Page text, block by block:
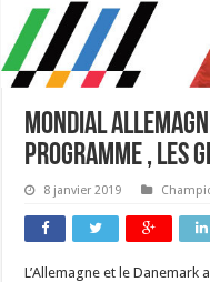
Mondial
programme , les
8 janvier 2019
L’Allemagne et le Danemark